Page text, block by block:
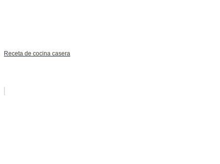
Receta de cocina casera